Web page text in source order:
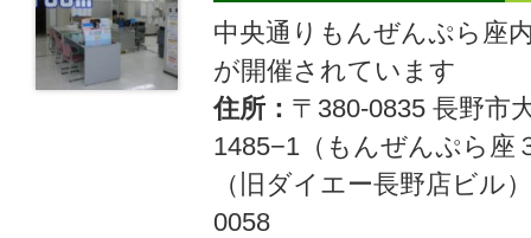
中央通りもんぜんぷら座
が開催されています
住所
〒380-0835 長野市
1485−1（もんぜんぷら座
（旧ダイエー長野店ビル）
0058